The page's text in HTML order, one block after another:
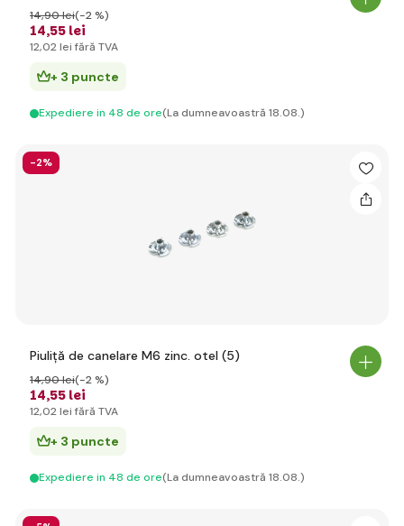
14,55 lei
14,90 lei(-2 %)
12,02 lei fără TVA
+ 3 puncte
Expediere in 48 de ore(La dumneavoastră 18.08.)
-2%
Piuliță de canelare M6 zinc. otel (5)
14,55 lei
14,90 lei(-2 %)
12,02 lei fără TVA
+ 3 puncte
Expediere in 48 de ore(La dumneavoastră 18.08.)